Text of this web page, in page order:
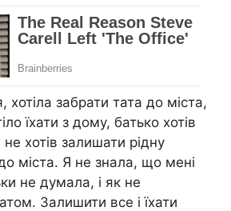
забрати тата до міста,
їхати з дому, батько хотів
не хотів залишати рідну
до міста. Я не знала, що мені
не думала, і як не
Залишити все і їхати